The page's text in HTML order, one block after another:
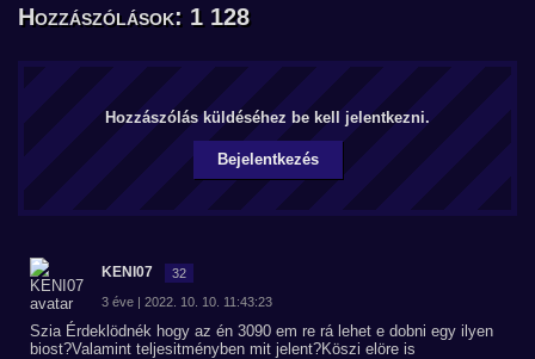
Hozzászólások: 1 128
Hozzászólás küldéséhez be kell jelentkezni.
Bejelentkezés
KENI07 32
3 éve | 2022. 10. 10. 11:43:23
Szia Érdeklödnék hogy az én 3090 em re rá lehet e dobni egy ilyen
biost?Valamint teljesitményben mit jelent?Köszi elöre is